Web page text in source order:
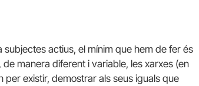
actius, el mínim que hem de fer és
manera diferent i variable, les xarxes (en
per existir, demostrar als seus iguals que